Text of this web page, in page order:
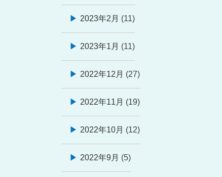
2023年2月 (11)
2023年1月 (11)
2022年12月 (27)
2022年11月 (19)
2022年10月 (12)
2022年9月 (5)